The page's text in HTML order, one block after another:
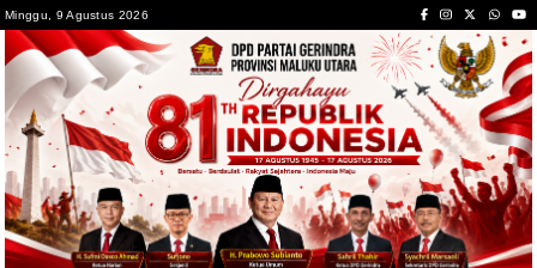
to
content
Minggu, 9 Agustus 2026